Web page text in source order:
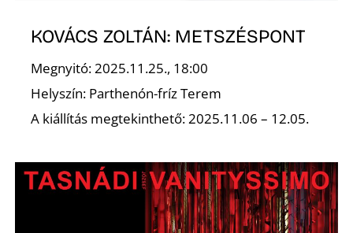
KOVÁCS ZOLTÁN: METSZÉSPONT
Megnyitó: 2025.11.25., 18:00
Helyszín: Parthenón-fríz Terem
A kiállítás megtekinthető: 2025.11.06 – 12.05.